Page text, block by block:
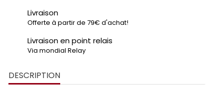
Livraison
Offerte à partir de 79€ d'achat!
Livraison en point relais
Via mondial Relay
DESCRIPTION